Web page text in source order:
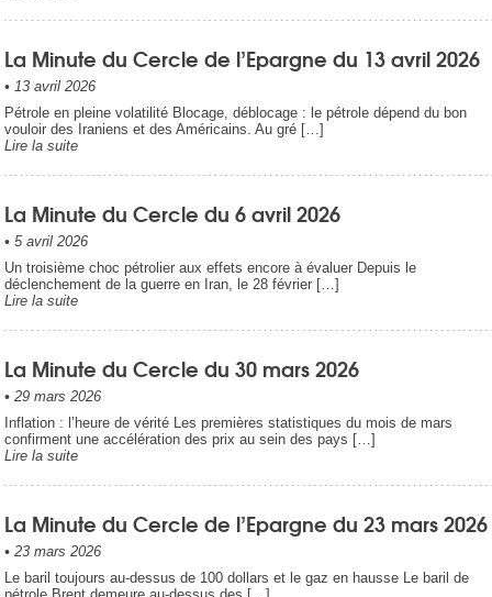
La Minute du Cercle de l’Epargne du 13 avril 2026
• 13 avril 2026
Pétrole en pleine volatilité Blocage, déblocage : le pétrole dépend du bon
vouloir des Iraniens et des Américains. Au gré […]
Lire la suite
La Minute du Cercle du 6 avril 2026
• 5 avril 2026
Un troisième choc pétrolier aux effets encore à évaluer Depuis le
déclenchement de la guerre en Iran, le 28 février […]
Lire la suite
La Minute du Cercle du 30 mars 2026
• 29 mars 2026
Inflation : l’heure de vérité Les premières statistiques du mois de mars
confirment une accélération des prix au sein des pays […]
Lire la suite
La Minute du Cercle de l’Epargne du 23 mars 2026
• 23 mars 2026
Le baril toujours au-dessus de 100 dollars et le gaz en hausse Le baril de